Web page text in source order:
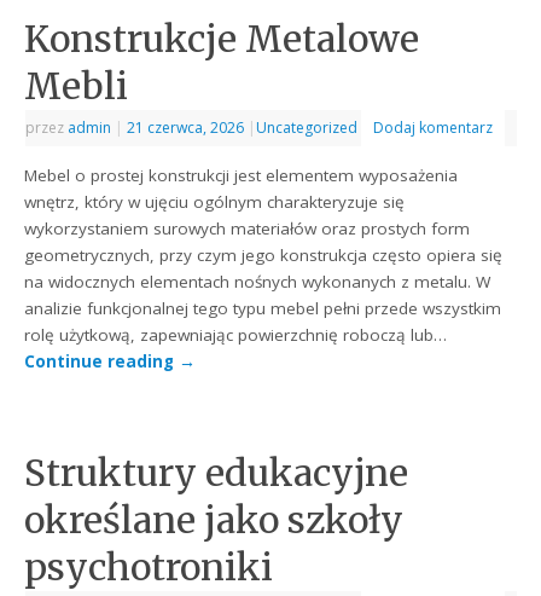
Konstrukcje Metalowe
Mebli
przez admin | 21 czerwca, 2026 | Uncategorized Dodaj komentarz
Mebel o prostej konstrukcji jest elementem wyposażenia
wnętrz, który w ujęciu ogólnym charakteryzuje się
wykorzystaniem surowych materiałów oraz prostych form
geometrycznych, przy czym jego konstrukcja często opiera się
na widocznych elementach nośnych wykonanych z metalu. W
analizie funkcjonalnej tego typu mebel pełni przede wszystkim
rolę użytkową, zapewniając powierzchnię roboczą lub…
Continue reading →
Struktury edukacyjne
określane jako szkoły
psychotroniki